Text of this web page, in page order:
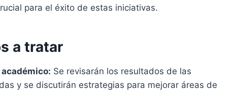
para el éxito de estas iniciativas.
a tratar
Se revisarán los resultados de las
y se discutirán estrategias para mejorar áreas de